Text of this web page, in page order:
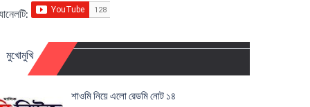
মুখোমুখি
শাওমি নিয়ে এলো রেডমি নোট ১৪